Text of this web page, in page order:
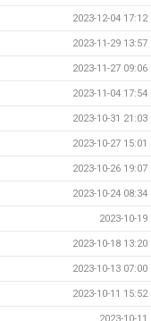
2023-12-04 17:12
2023-11-29 13:57
2023-11-27 09:06
2023-11-04 17:54
2023-10-31 21:03
2023-10-27 15:01
2023-10-26 19:07
2023-10-24 08:34
2023-10-19
2023-10-18 13:20
2023-10-13 07:00
2023-10-11 15:52